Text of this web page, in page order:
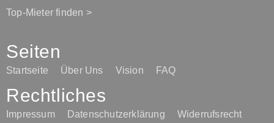
Top-Mieter finden >
Seiten
Startseite Über Uns Vision FAQ
Rechtliches
Impressum Datenschutzerklärung Widerrufsrecht